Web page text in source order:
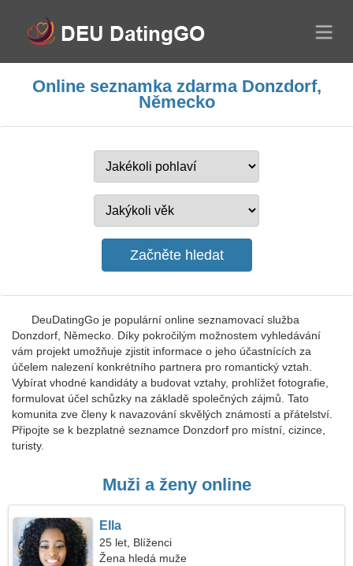
Online seznamka zdarma Donzdorf,
Německo
DeuDatingGo je populární online seznamovací služba
Donzdorf, Německo. Díky pokročilým možnostem vyhledávání
vám projekt umožňuje zjistit informace o jeho účastnících za
účelem nalezení konkrétního partnera pro romantický vztah.
Vybírat vhodné kandidáty a budovat vztahy, prohlížet fotografie,
formulovat účel schůzky na základě společných zájmů. Tato
komunita zve členy k navazování skvělých známostí a přátelství.
Připojte se k bezplatné seznamce Donzdorf pro místní, cizince,
turisty.
Muži a ženy online
Ella
25 let, Blíženci
Žena hledá muže